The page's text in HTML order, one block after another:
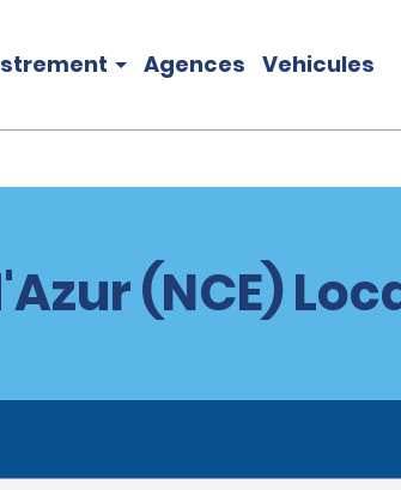
Agences Vehicules
(NCE)